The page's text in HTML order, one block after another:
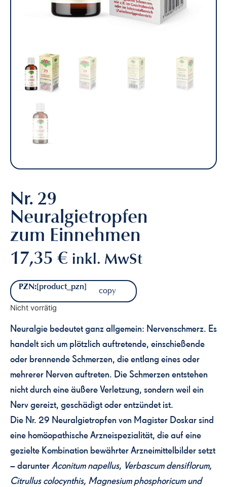
Homöopathie
Nr. 29
Neuralgietropfen
zum Einnehmen
17,35€ inkl. MwSt
PZN: [product_pzn] copy
Nicht vorrätig
Neuralgie bedeutet ganz allgemein: Nervenschmerz. Es
handelt sich um plötzlich auftretende, einschießende
oder brennende Schmerzen, die entlang eines oder
mehrerer Nerven auftreten. Die Schmerzen entstehen
nicht durch eine äußere Verletzung, sondern weil ein
Nerv gereizt, geschädigt oder entzündet ist.
Die Nr. 29 Neuralgietropfen von Magister Doskar sind
eine homöopathische Arzneispezialität, die auf eine
gezielte Kombination bewährter Arzneimittelbilder setzt
– darunterAconitum napellus, Verbascum densiflorum,
Citrullus colocynthis, Magnesium phosphoricum und